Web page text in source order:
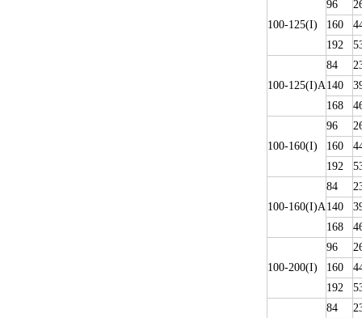
100-125(I)
96
160
192
100-125(I)A
84
140
168
100-160(I)
96
160
192
100-160(I)A
84
140
168
100-200(I)
96
160
192
84